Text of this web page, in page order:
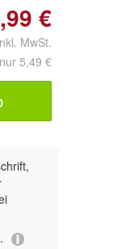
€
MwSt.
5,49 €